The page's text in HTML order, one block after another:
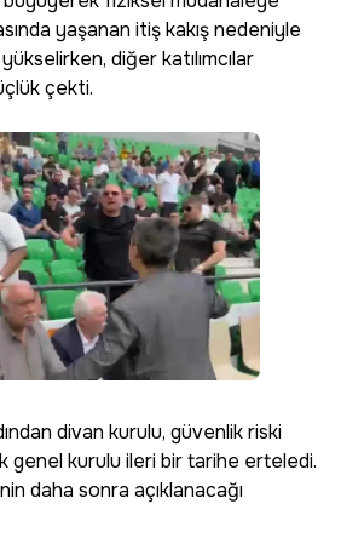
yaşanan itiş kakış nedeniyle
diğer katılımcılar
çekti.
divan kurulu, güvenlik riski
genel kurulu ileri bir tarihe erteledi.
daha sonra açıklanacağı